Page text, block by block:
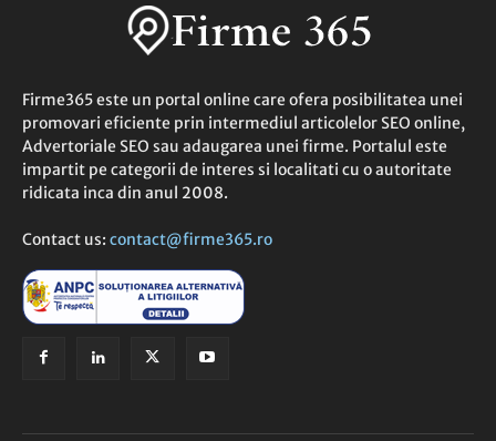
Firme365 este un portal online care ofera posibilitatea unei
promovari eficiente prin intermediul articolelor SEO online,
Advertoriale SEO sau adaugarea unei firme. Portalul este
impartit pe categorii de interes si localitati cu o autoritate
ridicata inca din anul 2008.
Contact us: contact@firme365.ro